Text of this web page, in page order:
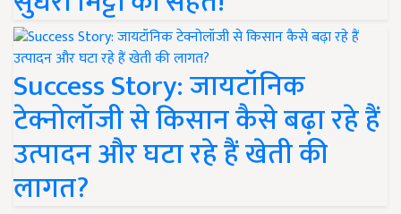
Success Story: जायटॉनिक
टेक्नोलॉजी से किसान कैसे बढ़ा रहे हैं
उत्पादन और घटा रहे हैं खेती की
लागत?